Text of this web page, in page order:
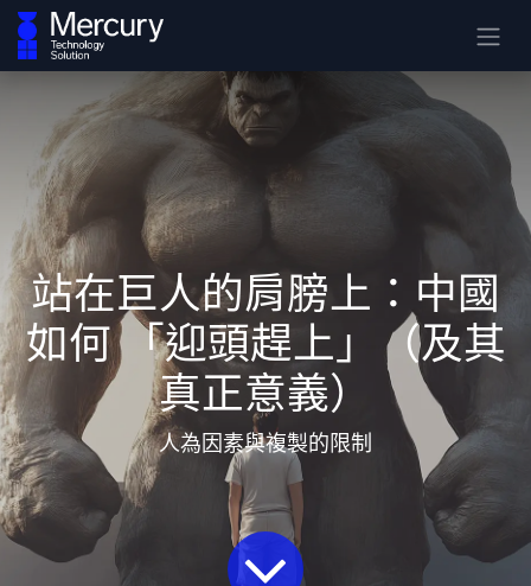
站在巨人的肩膀上：中國
如何 「迎頭趕上」（及其
真正意義）
人為因素與複製的限制